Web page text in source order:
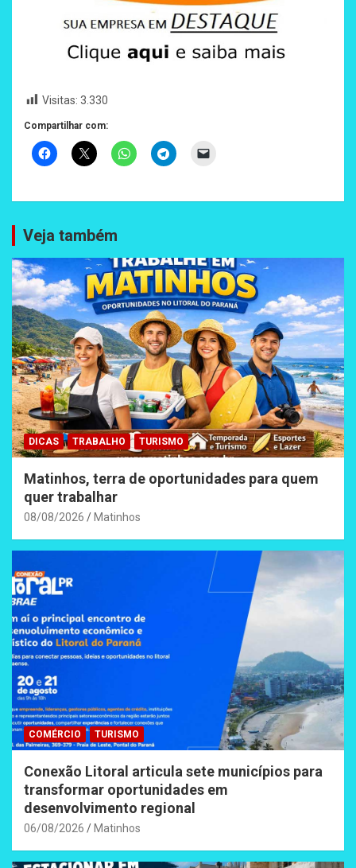
Visitas: 3.330
Compartilhar com:
Veja também
DICAS TRABALHO TURISMO
Matinhos, terra de oportunidades para quem
quer trabalhar
08/08/2026 Matinhos
COMÉRCIO TURISMO
Conexão Litoral articula sete municípios para
transformar oportunidades em
desenvolvimento regional
06/08/2026 Matinhos